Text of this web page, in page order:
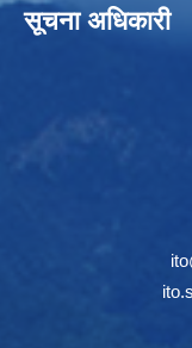
सूचना अधिकारी